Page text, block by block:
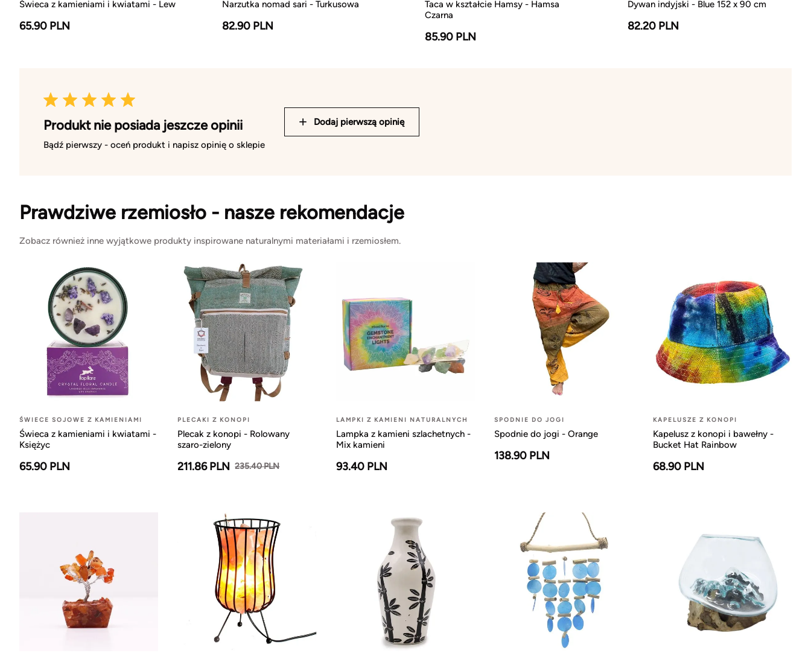
Świeca z kamieniami i kwiatami - Lew
65.90 PLN
Narzutka nomad sari - Turkusowa
82.90 PLN
Taca w kształcie Hamsy - Hamsa
Czarna
85.90 PLN
Dywan indyjski - Blue 152 x 90 cm
82.20 PLN
Produkt nie posiada jeszcze opinii
Bądź pierwszy - oceń produkt i napisz opinię o sklepie
Dodaj pierwszą opinię
Prawdziwe rzemiosło - nasze rekomendacje
Zobacz również inne wyjątkowe produkty inspirowane naturalnymi materiałami i rzemiosłem.
ŚWIECE SOJOWE Z KAMIENIAMI
Świeca z kamieniami i kwiatami -
Księżyc
65.90 PLN
PLECAKI Z KONOPI
Plecak z konopi - Rolowany
szaro-zielony
211.86 PLN 235.40 PLN
LAMPKI Z KAMIENI NATURALNYCH
Lampka z kamieni szlachetnych -
Mix kamieni
93.40 PLN
SPODNIE DO JOGI
Spodnie do jogi - Orange
138.90 PLN
KAPELUSZE Z KONOPI
Kapelusz z konopi i bawełny -
Bucket Hat Rainbow
68.90 PLN